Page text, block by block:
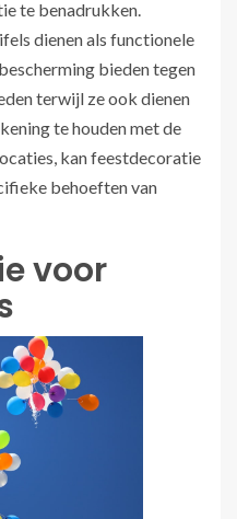
te benadrukken.
dienen als functionele
bieden tegen
terwijl ze ook dienen
te houden met de
kan feestdecoratie
behoeften van
voor